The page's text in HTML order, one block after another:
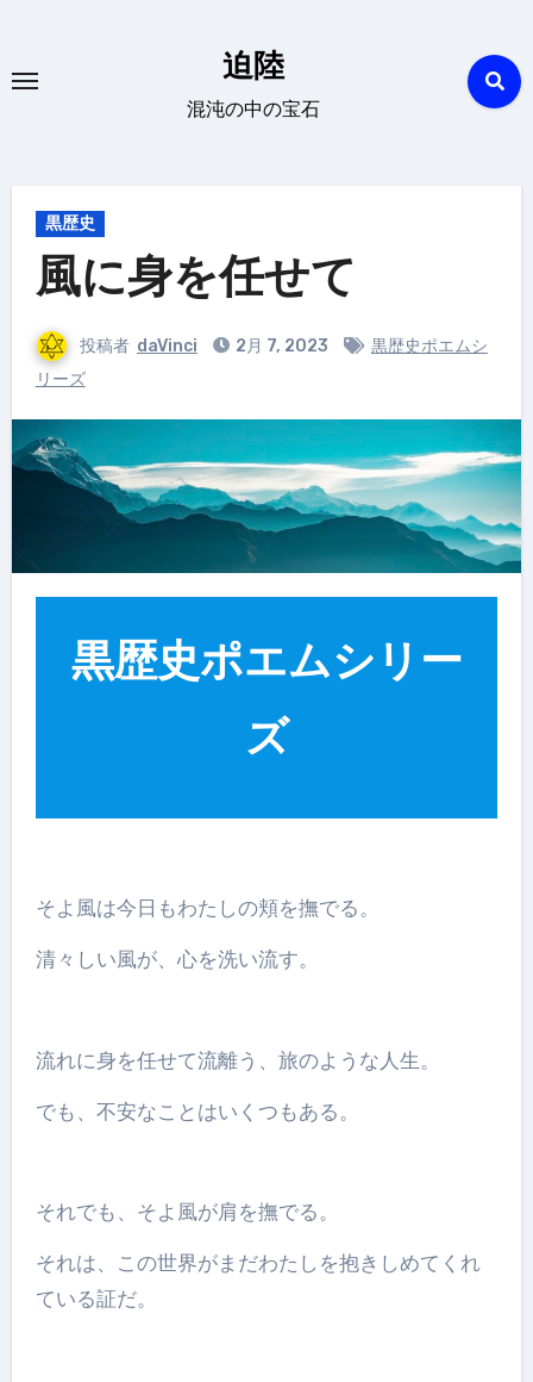
を
迫陸
混沌の中の宝石
黒歴史
風に身を任せて
投稿者 daVinci 2月 7, 2023
黒歴史ポエムシ
リーズ
黒歴史ポエムシリー
ズ
そよ風は今日もわたしの頬を撫でる。
清々しい風が、心を洗い流す。
流れに身を任せて流離う、旅のような人生。
でも、不安なことはいくつもある。
それでも、そよ風が肩を撫でる。
それは、この世界がまだわたしを抱きしめてくれ
ている証だ。